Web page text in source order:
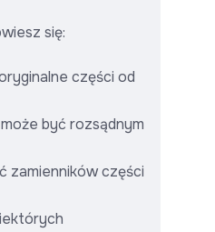
się:
części od
być rozsądnym
zamienników części